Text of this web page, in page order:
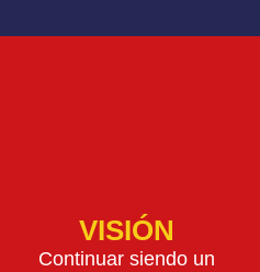
VISIÓN
Continuar siendo un